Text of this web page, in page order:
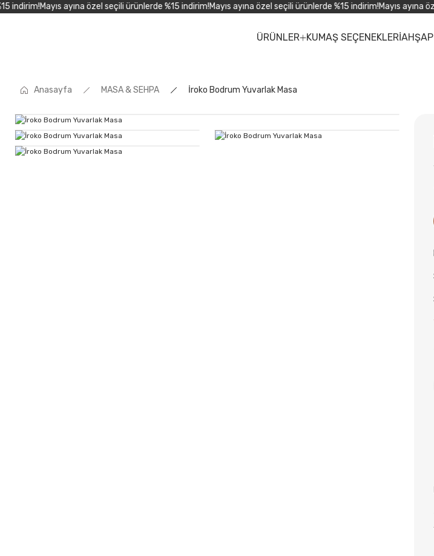
indirim!Mayıs ayına özel seçili ürünlerde %15 indirim!Mayıs ayına özel seçili ürünlerde %15 indirim!Mayıs ayına
ÜRÜNLER KUMAŞ SEÇENEKLERİAHŞAP
Anasayfa MASA & SEHPA İroko Bodrum Yuvarlak Masa